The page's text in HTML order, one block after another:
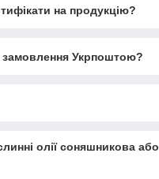
на продукцію?
Укрпоштою?
олії соняшникова або